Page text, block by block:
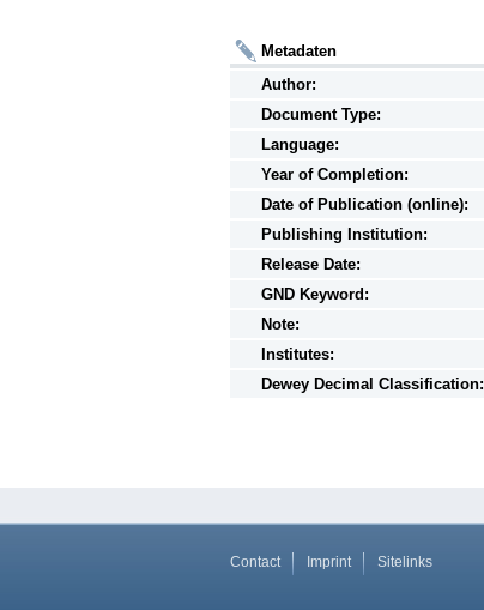
Metadaten
Author:
Document Type:
Language:
Year of Completion:
Date of Publication (online):
Publishing Institution:
Release Date:
GND Keyword:
Note:
Institutes:
Dewey Decimal Classification:
Contact Imprint Sitelinks